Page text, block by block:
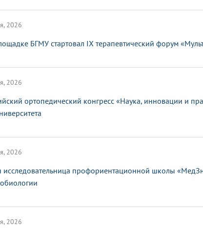
2026
БГМУ стартовал IX терапевтический форум
2026
ортопедический конгресс «Наука, инновации и
2026
профориентационной школы
2026